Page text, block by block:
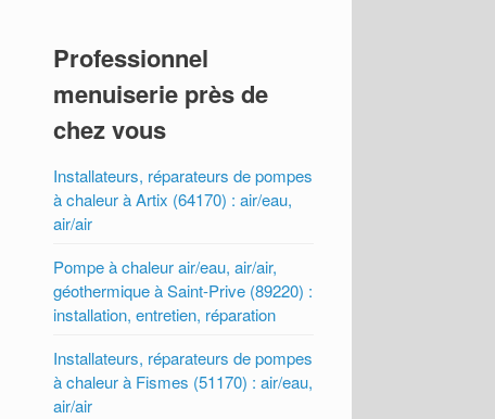
Professionnel
menuiserie près de
chez vous
Installateurs, réparateurs de pompes
à chaleur à Artix (64170) : air/eau,
air/air
Pompe à chaleur air/eau, air/air,
géothermique à Saint-Prive (89220) :
installation, entretien, réparation
Installateurs, réparateurs de pompes
à chaleur à Fismes (51170) : air/eau,
air/air